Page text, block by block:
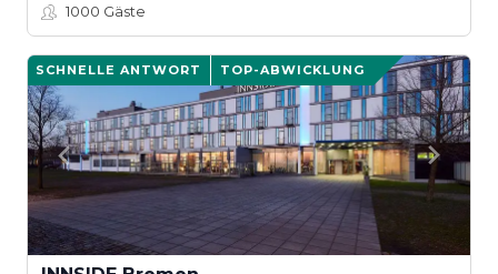
1000 Gäste
SCHNELLE ANTWORT TOP-ABWICKLUNG